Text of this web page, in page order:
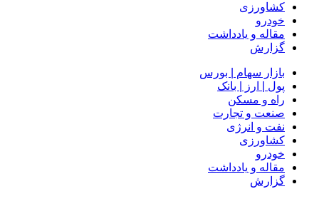
کشاورزی
خودرو
مقاله و یادداشت
گزارش
بازار سهام | بورس
پول | ارز | بانک
راه و مسکن
صنعت و تجارت
نفت و انرژی
کشاورزی
خودرو
مقاله و یادداشت
گزارش